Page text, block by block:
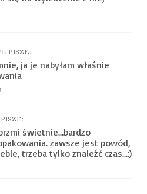
PISZE:
ja je nabyłam właśnie
PISZE:
świetnie…bardzo
zawsze jest powód,
trzeba tylko znaleźć czas…:)